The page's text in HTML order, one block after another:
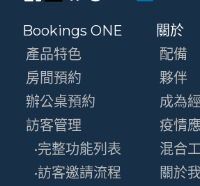
Bookings ONE
產品特色
房間預約
辦公桌預約
訪客管理
•完整功能列表
•訪客邀請流程
關於
配備
夥伴
成為
疫情
混合
關於